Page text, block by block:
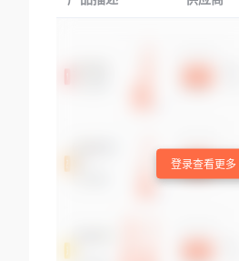
登录查看更多